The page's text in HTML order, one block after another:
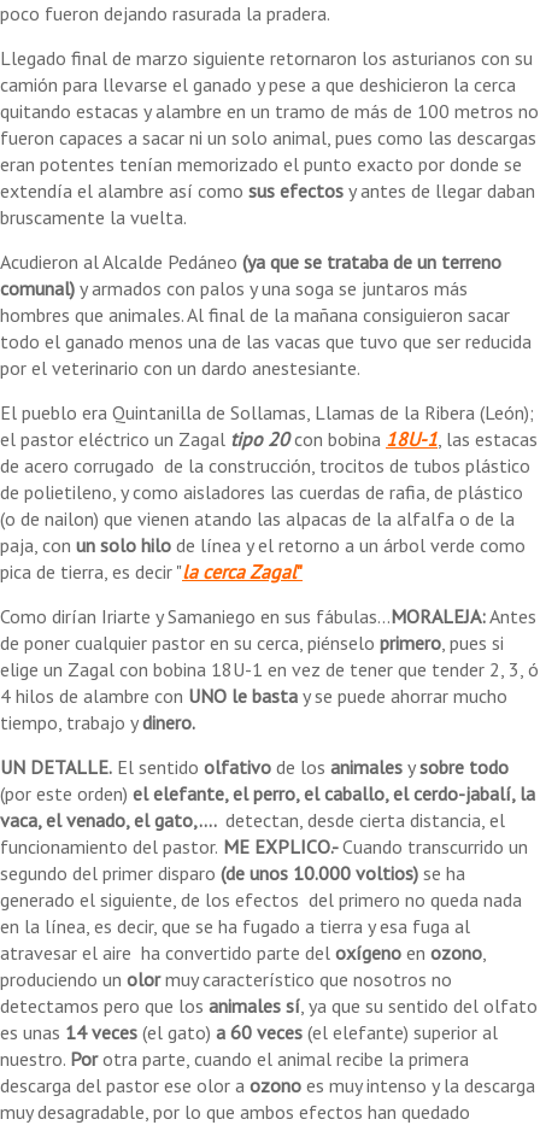
poco fueron dejando rasurada la pradera.
Llegado final de marzo siguiente retornaron los asturianos con su
camión para llevarse el ganado y pese a que deshicieron la cerca
quitando estacas y alambre en un tramo de más de 100 metros no
fueron capaces a sacar ni un solo animal, pues como las descargas
eran potentes tenían memorizado el punto exacto por donde se
extendía el alambre así como sus efectos y antes de llegar daban
bruscamente la vuelta.
Acudieron al Alcalde Pedáneo (ya que se trataba de un terreno
comunal) y armados con palos y una soga se juntaros más
hombres que animales. Al final de la mañana consiguieron sacar
todo el ganado menos una de las vacas que tuvo que ser reducida
por el veterinario con un dardo anestesiante.
El pueblo era Quintanilla de Sollamas, Llamas de la Ribera (León);
el pastor eléctrico un Zagal tipo 20con bobina 18U-1, las estacas
de acero corrugado de la construcción, trocitos de tubos plástico
de polietileno, y como aisladores las cuerdas de rafia, de plástico
(o de nailon) que vienen atando las alpacas de la alfalfa o de la
paja, con un solo hilo de línea y el retorno a un árbol verde como
pica de tierra, es decir "la cerca Zagal"
Como dirían Iriarte y Samaniego en sus fábulas...MORALEJA:Antes
de poner cualquier pastor en su cerca, piénselo primero, pues si
elige un Zagal con bobina 18U-1 en vez de tener que tender 2, 3, ó
4 hilos de alambre con UNO le basta y se puede ahorrar mucho
tiempo, trabajo ydinero.
UN DETALLE. El sentido olfativo de los animales ysobre todo
(por este orden) el elefante, el perro, el caballo, el cerdo-jabalí, la
vaca, el venado, el gato,.... detectan, desde cierta distancia, el
funcionamiento del pastor. ME EXPLICO.-Cuando transcurrido un
segundo del primer disparo (de unos 10.000 voltios) se ha
generado el siguiente, de los efectos del primero no queda nada
en la línea, es decir, que se ha fugado a tierra y esa fuga al
atravesar el aire ha convertido parte del oxígeno en ozono,
produciendo un olormuy característico que nosotros no
detectamos pero que los animales sí, ya que su sentido del olfato
es unas 14 veces (el gato) a 60 veces (el elefante) superior al
nuestro. Porotra parte, cuando el animal recibe la primera
descarga del pastor ese olor a ozono es muy intenso y la descarga
muy desagradable, por lo que ambos efectos han quedado